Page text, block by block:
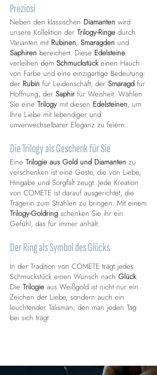
Preziosi
Neben den klassischen Diamanten wird
unsere Kollektion der Trilogy-Ringe durch
Varianten mit Rubinen, Smaragden und
Saphiren bereichert. Diese Edelsteine
verleihen dem Schmuckstückeinen Hauch
von Farbe und eine einzigartige Bedeutung:
der Rubin für Leidenschaft, der Smaragd für
Hoffnung, der Saphir für Weisheit. Wählen
Sie eine Trilogy mit diesen Edelsteinen, um
Ihre Liebe mit lebendiger und
unverwechselbarer Eleganz zu feiern.
Die Trilogy als Geschenk für Sie
Eine Trilogie aus Gold und Diamanten zu
verschenken ist eine Geste, die von Liebe,
Hingabe und Sorgfalt zeugt. Jede Kreation
von COMETE ist darauf ausgerichtet, die
Trägerin zum Strahlen zu bringen. Mit einem
Trilogy-Goldring schenken Sie ihr ein
Gefühl, das für immer anhält.
Der Ring als Symbol des Glücks
In der Tradition von COMETE trägt jedes
Schmuckstück einen Wunsch nach Glück.
Die Trilogie aus Weißgold ist nicht nur ein
Zeichen der Liebe, sondern auch ein
leuchtender Talisman, den man jeden Tag
bei sich trägt.